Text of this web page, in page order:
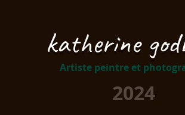
katherine
Artiste peintre et
2024